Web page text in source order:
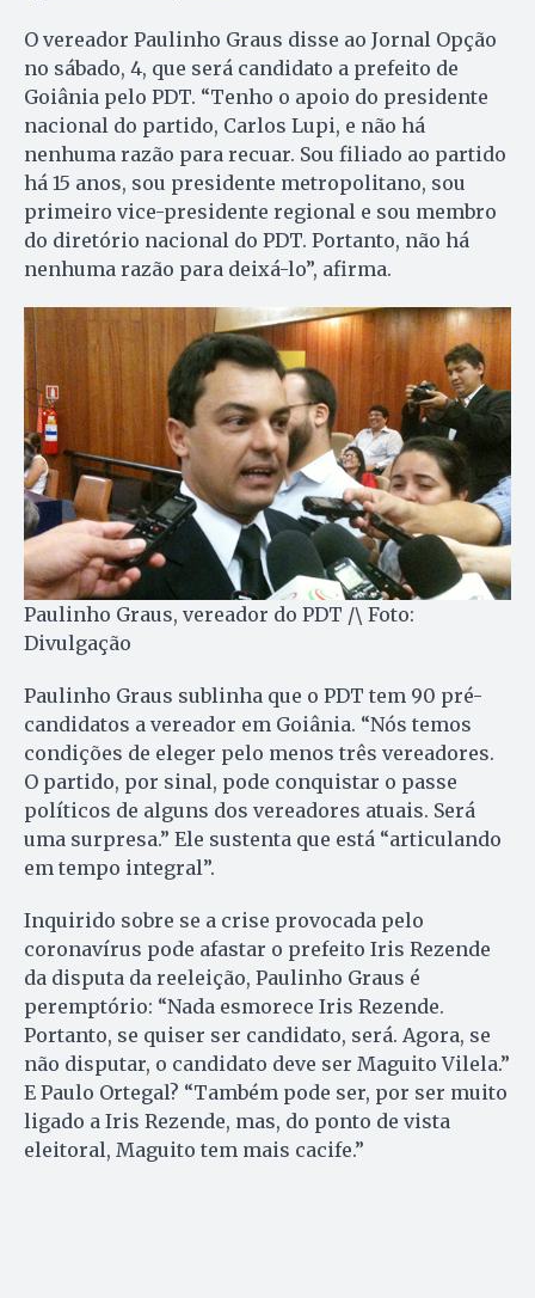
O vereador Paulinho Graus disse ao Jornal Opção
no sábado, 4, que será candidato a prefeito de
Goiânia pelo PDT. “Tenho o apoio do presidente
nacional do partido, Carlos Lupi, e não há
nenhuma razão para recuar. Sou filiado ao partido
há 15 anos, sou presidente metropolitano, sou
primeiro vice-presidente regional e sou membro
do diretório nacional do PDT. Portanto, não há
nenhuma razão para deixá-lo”, afirma.
Paulinho Graus, vereador do PDT /\ Foto:
Divulgação
Paulinho Graus sublinha que o PDT tem 90 pré-
candidatos a vereador em Goiânia. “Nós temos
condições de eleger pelo menos três vereadores.
O partido, por sinal, pode conquistar o passe
políticos de alguns dos vereadores atuais. Será
uma surpresa.” Ele sustenta que está “articulando
em tempo integral”.
Inquirido sobre se a crise provocada pelo
coronavírus pode afastar o prefeito Iris Rezende
da disputa da reeleição, Paulinho Graus é
peremptório: “Nada esmorece Iris Rezende.
Portanto, se quiser ser candidato, será. Agora, se
não disputar, o candidato deve ser Maguito Vilela.”
E Paulo Ortegal? “Também pode ser, por ser muito
ligado a Iris Rezende, mas, do ponto de vista
eleitoral, Maguito tem mais cacife.”